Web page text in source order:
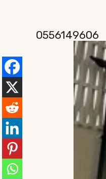
0556149606